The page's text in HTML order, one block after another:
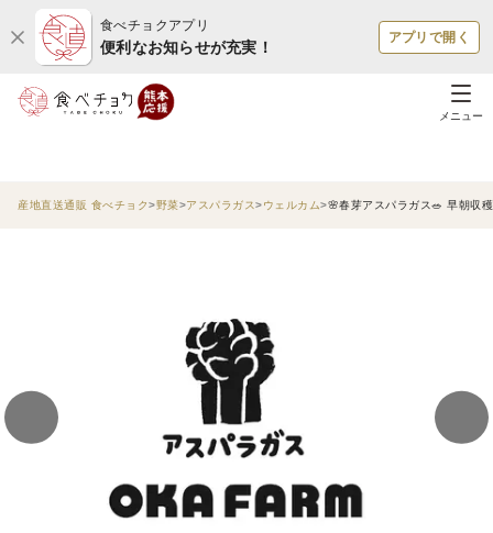
食べチョクアプリ
便利なお知らせが充実！
アプリで開く
メニュー
産地直送通販 食べチョク 野菜 アスパラガス ウェルカム 🌸春芽アスパラガス🥗 早朝収